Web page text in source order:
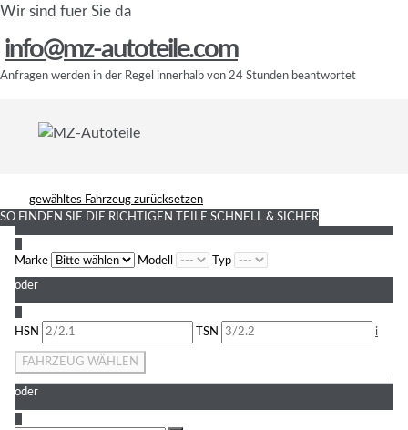
Wir sind fuer Sie da
info@mz-autoteile.com
Anfragen werden in der Regel innerhalb von 24 Stunden beantwortet
gewähltes Fahrzeug zurücksetzen
SO FINDEN SIE DIE RICHTIGEN TEILE SCHNELL & SICHER
Marke
Modell Typ
oder
HSN
TSN i
FAHRZEUG WÄHLEN
oder